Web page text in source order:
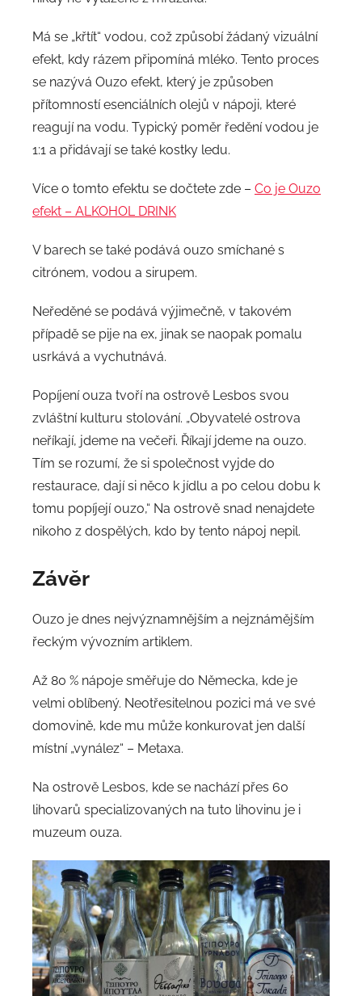
Má se „křtít“ vodou, což způsobí žádaný vizuální
efekt, kdy rázem připomíná mléko. Tento proces
se nazývá Ouzo efekt, který je způsoben
přítomností esenciálních olejů v nápoji, které
reagují na vodu. Typický poměr ředění vodou je
1:1 a přidávají se také kostky ledu.
Více o tomto efektu se dočtete zde – Co je Ouzo
efekt – ALKOHOL DRINK
V barech se také podává ouzo smíchané s
citrónem, vodou a sirupem.
Neředěné se podává výjimečně, v takovém
případě se pije na ex, jinak se naopak pomalu
usrkává a vychutnává.
Popíjení ouza tvoří na ostrově Lesbos svou
zvláštní kulturu stolování. „Obyvatelé ostrova
neříkají, jdeme na večeři. Říkají jdeme na ouzo.
Tím se rozumí, že si společnost vyjde do
restaurace, dají si něco k jídlu a po celou dobu k
tomu popíjejí ouzo,“ Na ostrově snad nenajdete
nikoho z dospělých, kdo by tento nápoj nepil.
Závěr
Ouzo je dnes nejvýznamnějším a nejznámějším
řeckým vývozním artiklem.
Až 80 % nápoje směřuje do Německa, kde je
velmi oblíbený. Neotřesitelnou pozici má ve své
domovině, kde mu může konkurovat jen další
místní „vynález“ – Metaxa.
Na ostrově Lesbos, kde se nachází přes 60
lihovarů specializovaných na tuto lihovinu je i
muzeum ouza.